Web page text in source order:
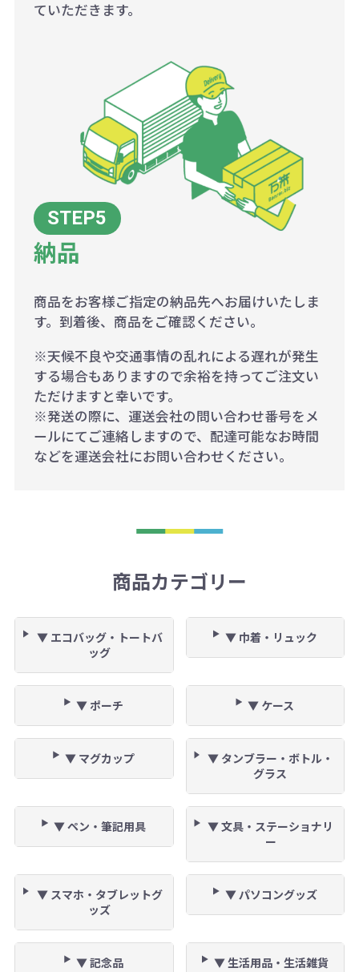
ていただきます。
納品
商品をお客様ご指定の納品先へお届けいたしま
す。到着後、商品をご確認ください。
※天候不良や交通事情の乱れによる遅れが発生
する場合もありますので余裕を持ってご注文い
ただけますと幸いです。
※発送の際に、運送会社の問い合わせ番号をメ
ールにてご連絡しますので、配達可能なお時間
などを運送会社にお問い合わせください。
商品カテゴリー
▼ エコバッグ・トートバ
ッグ
▼ 巾着・リュック
▼ ポーチ ▼ ケース
▼ マグカップ
▼ タンブラー・ボトル・
グラス
▼ ペン・筆記用具
▼ 文具・ステーショナリ
ー
▼ スマホ・タブレットグ
ッズ
▼ パソコングッズ
▼ 記念品 ▼ 生活用品・生活雑貨